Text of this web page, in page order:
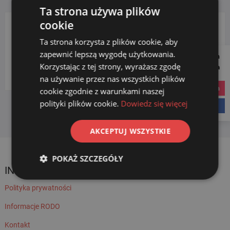
KATEGORIE PRODUKTÓW
Wybierz kategorię
INFORMACJE
Polityka prywatności
Informacje RODO
Kontakt
Follow us on
Social Media
instagram
Ta strona używa plików
cookie
Ta strona korzysta z plików cookie, aby
zapewnić lepszą wygodę użytkowania.
Korzystając z tej strony, wyrażasz zgodę
na używanie przez nas wszystkich plików
cookie zgodnie z warunkami naszej
polityki plików cookie. Dowiedz się więcej
AKCEPTUJ WSZYSTKIE
POKAŻ SZCZEGÓŁY